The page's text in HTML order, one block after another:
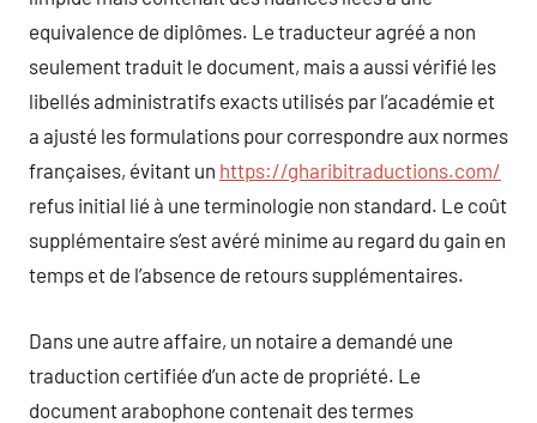
equivalence de diplômes. Le traducteur agréé a non
seulement traduit le document, mais a aussi vérifié les
libellés administratifs exacts utilisés par l’académie et
a ajusté les formulations pour correspondre aux normes
françaises, évitant un https://gharibitraductions.com/
refus initial lié à une terminologie non standard. Le coût
supplémentaire s’est avéré minime au regard du gain en
temps et de l’absence de retours supplémentaires.
Dans une autre affaire, un notaire a demandé une
traduction certifiée d’un acte de propriété. Le
document arabophone contenait des termes